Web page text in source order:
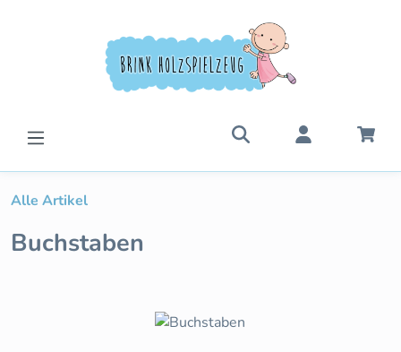
Alle Artikel
Buchstaben
Bildergalerie überspringen